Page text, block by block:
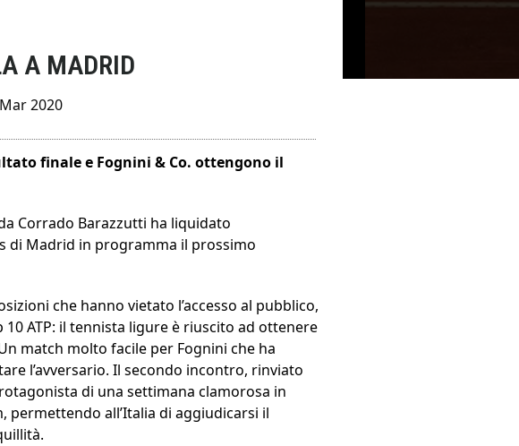
A MADRID
2020
finale e Fognini & Co. ottengono il
Corrado Barazzutti ha liquidato
di Madrid in programma il prossimo
che hanno vietato l’accesso al pubblico,
ATP: il tennista ligure è riuscito ad ottenere
match molto facile per Fognini che ha
l’avversario. Il secondo incontro, rinviato
di una settimana clamorosa in
permettendo all’Italia di aggiudicarsi il